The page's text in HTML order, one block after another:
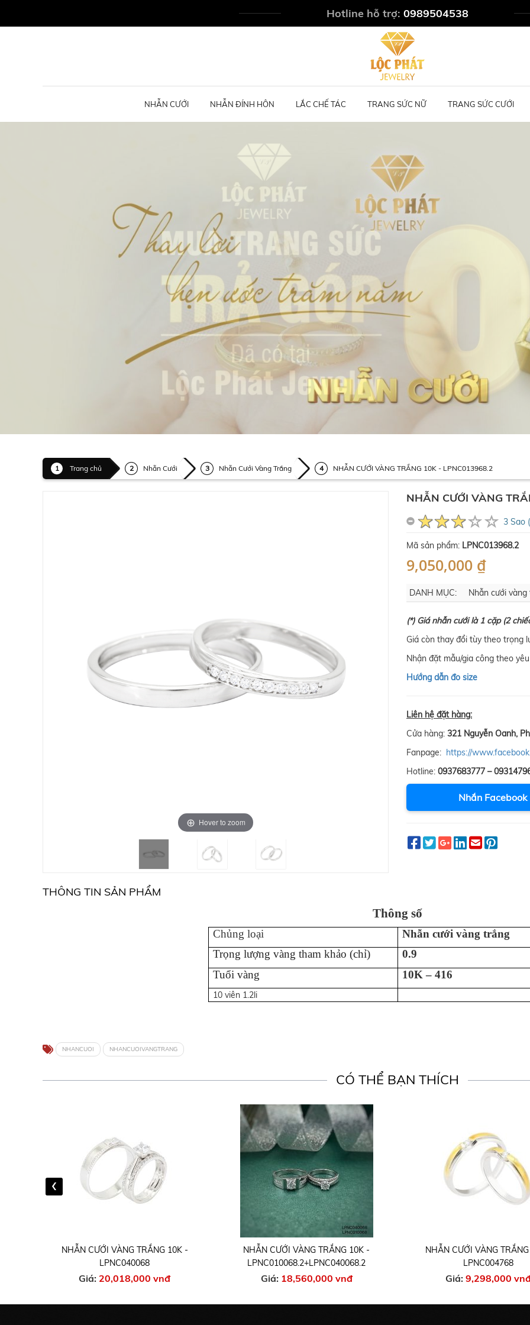
Hotline hỗ trợ: 0989504538
NHẪN CƯỚI NHẪN ĐÍNH HÔN LẮC CHẾ TÁC TRANG SỨC NỮ TRANG SỨC CƯỚI
Trang chủ Nhẫn Cưới Nhẫn Cưới Vàng Trắng NHẪN CƯỚI VÀNG TRẮNG 10K - LPNC013968.2
Hover to zoom
NHẪN CƯỚI VÀNG
3 Sao
Mã sản phẩm: LPNC013968.2
9,050,000 ₫
DANH MỤC: Nhẫn cưới
(*) Giá nhẫn cưới là 1 cặp (2
Giá còn thay đổi tùy theo trọng
Nhận đặt mẫu/gia công theo
Hướng dẫn đo size
Liên hệ đặt hàng:
Cửa hàng: 321 Nguyễn Oanh,
Fanpage: https://
Hotline: 0937683777 –
Nhắn Facebook
THÔNG TIN SẢN PHẨM
Thông số
Chủng loại
Nhẫn cưới vàng trắng
Trọng lượng vàng tham khảo (chỉ)
0.9
Tuổi vàng
10K – 416
10 viên 1.2li
NHANCUOI NHANCUOIVANGTRANG
CÓ THỂ BẠN THÍCH
NHẪN CƯỚI VÀNG TRẮNG 10K -
LPNC040068
Giá: 20,018,000 vnđ
NHẪN CƯỚI VÀNG TRẮNG 10K -
LPNC010068.2+LPNC040068.2
Giá: 18,560,000 vnđ
NHẪN CƯỚI VÀNG
LPNC004768
Giá:9,298,000
‹